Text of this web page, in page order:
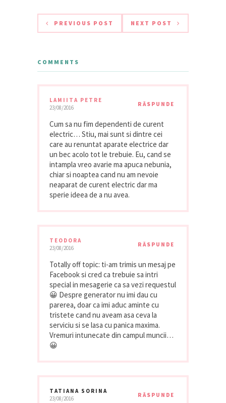
PREVIOUS POST NEXT POST
COMMENTS
LAMIITA PETRE
23/08/2016
RĂSPUNDE
Cum sa nu fim dependenti de curent
electric… Stiu, mai sunt si dintre cei
care au renuntat aparate electrice dar
un bec acolo tot le trebuie. Eu, cand se
intampla vreo avarie ma apuca nebunia,
chiar si noaptea cand nu am nevoie
neaparat de curent electric dar ma
sperie ideea de a nu avea.
TEODORA
23/08/2016
RĂSPUNDE
Totally off topic: ti-am trimis un mesaj pe
Facebook si cred ca trebuie sa intri
special in mesagerie ca sa vezi requestul
😀 Despre generator nu imi dau cu
parerea, doar ca imi aduc aminte cu
tristete cand nu aveam asa ceva la
serviciu si se lasa cu panica maxima.
Vremuri intunecate din campul muncii…
😀
TATIANA SORINA
23/08/2016
RĂSPUNDE